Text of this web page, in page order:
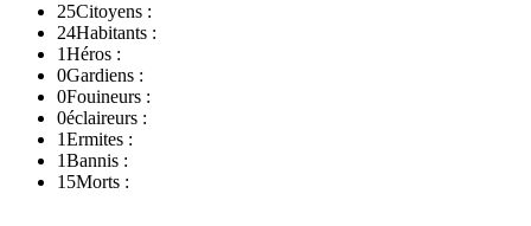
25Citoyens :
24Habitants :
1Héros :
0Gardiens :
0Fouineurs :
0éclaireurs :
1Ermites :
1Bannis :
15Morts :